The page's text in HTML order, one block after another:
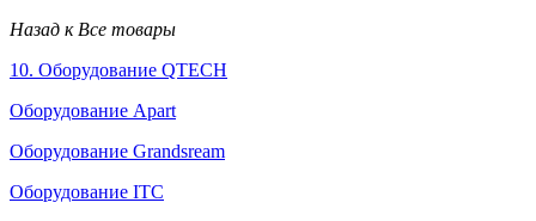
Назад к Все товары
10. Оборудование QTECH
Оборудование Apart
Оборудование Grandsream
Оборудование ITC